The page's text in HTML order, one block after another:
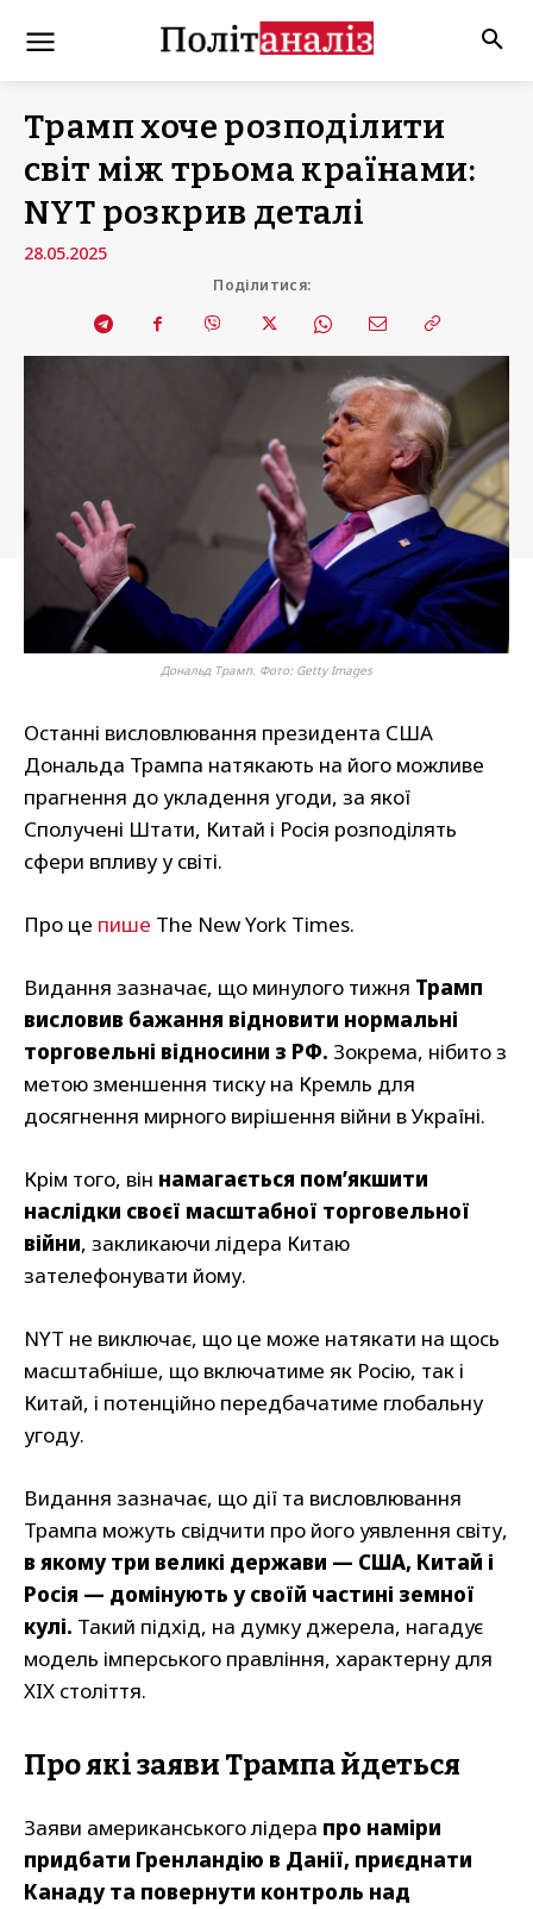
Трамп хоче розподілити
світ між трьома країнами:
NYT розкрив деталі
28.05.2025
Поділитися:
Дональд Трамп. Фото: Getty Images
Останні висловлювання президента США
Дональда Трампа натякають на його можливе
прагнення до укладення угоди, за якої
Сполучені Штати, Китай і Росія розподілять
сфери впливу у світі.
Про це пише The New York Times.
Видання зазначає, що минулого тижня Трамп
висловив бажання відновити нормальні
торговельні відносини з РФ. Зокрема, нібито з
метою зменшення тиску на Кремль для
досягнення мирного вирішення війни в Україні.
Крім того, він намагається пом’якшити
наслідки своєї масштабної торговельної
війни, закликаючи лідера Китаю
зателефонувати йому.
NYT не виключає, що це може натякати на щось
масштабніше, що включатиме як Росію, так і
Китай, і потенційно передбачатиме глобальну
угоду.
Видання зазначає, що дії та висловлювання
Трампа можуть свідчити про його уявлення світу,
в якому три великі держави — США, Китай і
Росія — домінують у своїй частині земної
кулі. Такий підхід, на думку джерела, нагадує
модель імперського правління, характерну для
XIX століття.
Про які заяви Трампа йдеться
Заяви американського лідера про наміри
придбати Гренландію в Данії, приєднати
Канаду та повернути контроль над